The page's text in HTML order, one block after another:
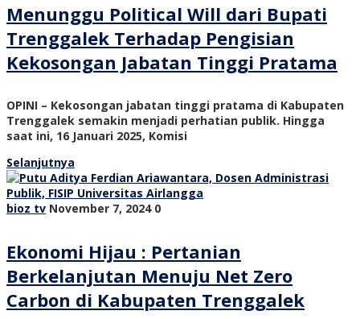
Menunggu Political Will dari Bupati
Trenggalek Terhadap Pengisian
Kekosongan Jabatan Tinggi Pratama
OPINI – Kekosongan jabatan tinggi pratama di Kabupaten
Trenggalek semakin menjadi perhatian publik. Hingga
saat ini, 16 Januari 2025, Komisi
Selanjutnya
bioz tv November 7, 2024 0
Ekonomi Hijau : Pertanian
Berkelanjutan Menuju Net Zero
Carbon di Kabupaten Trenggalek